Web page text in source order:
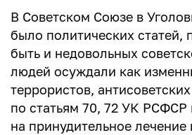
В Советском Союзе в
было политических статей,
быть и недовольных
людей осуждали как
террористов,
по статьям 70, 72 УК РСФСР
на принудительное лечение